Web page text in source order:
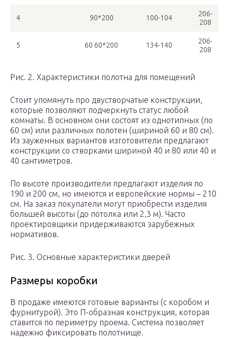
4 90*200 100-104
206-
208
5 60 60*200 134-140
206-
208
Рис. 2. Характеристики полотна для помещений
Стоит упомянуть про двустворчатые конструкции,
которые позволяют подчеркнуть статус любой
комнаты. В основном они состоят из однотипных (по
60 см) или различных полотен (шириной 60 и 80 см).
Из зауженных вариантов изготовители предлагают
конструкции со створками шириной 40 и 80 или 40 и
40 сантиметров.
По высоте производители предлагают изделия по
190 и 200 см, но имеются и европейские нормы – 210
см. На заказ покупатели могут приобрести изделия
большей высоты (до потолка или 2,3 м). Часто
проектировщики придерживаются зарубежных
нормативов.
Рис. 3. Основные характеристики дверей
Размеры коробки
В продаже имеются готовые варианты (с коробом и
фурнитурой). Это П-образная конструкция, которая
ставится по периметру проема. Система позволяет
надежно фиксировать полотнище.